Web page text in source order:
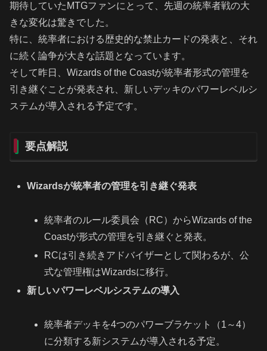
期待していたMTGファンにとって、先週の統率者戦の大
きな変化は驚きでした。
特に、統率者における歴史的な禁止カードの発表と、それ
に続く論争が大きな話題となっています。
そして昨日、Wizards of the Coastが統率者形式の管理を
引き継ぐことが発表され、新しいデッキのパワーレベルシ
ステムが導入される予定です。
要点解説
Wizardsが統率者の管理を引き継ぐ発表
統率者のルール委員会（RC）からWizards of the
Coastが形式の管理を引き継ぐと発表。
RCは引き続きアドバイザーとして関わるが、公
式な管理権はWizardsに移行。
新しいパワーレベルシステムの導入
統率者デッキを4つのパワーブラケット（1～4）
に分類する新システムが導入される予定。